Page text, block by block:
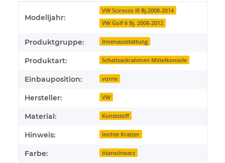
Modelljahr:
VW Scirocco III Bj.2008-2014
VW Golf 6 Bj. 2008-2012
Produktgruppe: Innenausstattung
Produktart: Schaltsackrahmen Mittelkonsole
Einbauposition: vorne
Hersteller: VW
Material: Kunststoff
Hinweis: leichte Kratzer
Farbe: titanschwarz